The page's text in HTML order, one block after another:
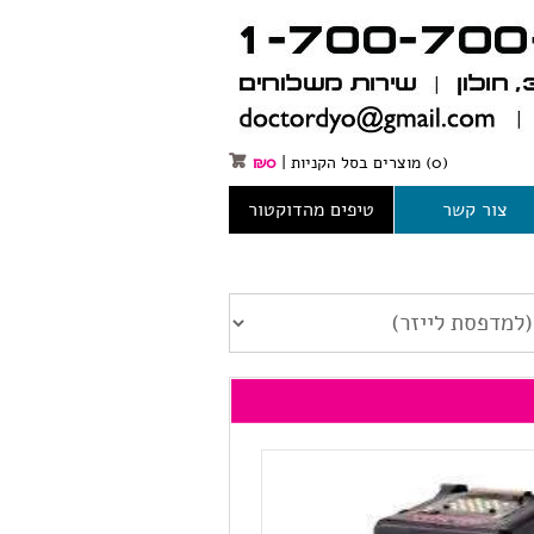
(0) מוצרים בסל הקניות |
₪0
צור קשר טיפים מהדוקטור